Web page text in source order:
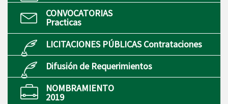
CONVOCATORIAS
Practicas
LICITACIONES PÚBLICAS Contrataciones
Difusión de Requerimientos
NOMBRAMIENTO
2019